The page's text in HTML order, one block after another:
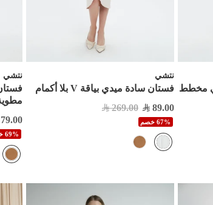
مخطط
نتشي
فستان سادة ميدي بياقة V بلا أكمام
89.00
269.00
67% خصم
نتشي
79.00
69% خصم